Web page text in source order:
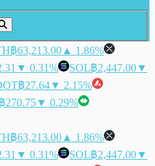
฿63,213.00 ▲ 1.86%
▼ 0.31% SOL฿2,447.00▼
฿27.64▼ 2.15%
฿270.75▼ 0.29%
฿63,213.00 ▲ 1.86%
▼ 0.31% SOL฿2,447.00▼